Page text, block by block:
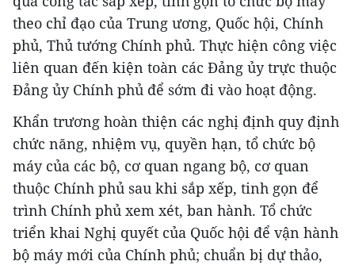
theo chỉ đạo của Trung ương, Quốc hội, Chính
phủ, Thủ tướng Chính phủ. Thực hiện công việc
liên quan đến kiện toàn các Đảng ủy trực thuộc
Đảng ủy Chính phủ để sớm đi vào hoạt động.
Khẩn trương hoàn thiện các nghị định quy định
chức năng, nhiệm vụ, quyền hạn, tổ chức bộ
máy của các bộ, cơ quan ngang bộ, cơ quan
thuộc Chính phủ sau khi sắp xếp, tinh gọn để
trình Chính phủ xem xét, ban hành. Tổ chức
triển khai Nghị quyết của Quốc hội để vận hành
bộ máy mới của Chính phủ; chuẩn bị dự thảo,